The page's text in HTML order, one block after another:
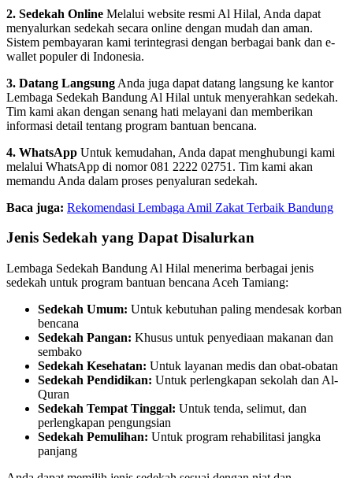
2. Sedekah Online Melalui website resmi Al Hilal, Anda dapat
menyalurkan sedekah secara online dengan mudah dan aman.
Sistem pembayaran kami terintegrasi dengan berbagai bank dan e-
wallet populer di Indonesia.
3. Datang Langsung Anda juga dapat datang langsung ke kantor
Lembaga Sedekah Bandung Al Hilal untuk menyerahkan sedekah.
Tim kami akan dengan senang hati melayani dan memberikan
informasi detail tentang program bantuan bencana.
4. WhatsApp Untuk kemudahan, Anda dapat menghubungi kami
melalui WhatsApp di nomor 081 2222 02751. Tim kami akan
memandu Anda dalam proses penyaluran sedekah.
Baca juga: Rekomendasi Lembaga Amil Zakat Terbaik Bandung
Jenis Sedekah yang Dapat Disalurkan
Lembaga Sedekah Bandung Al Hilal menerima berbagai jenis
sedekah untuk program bantuan bencana Aceh Tamiang:
Sedekah Umum: Untuk kebutuhan paling mendesak korban
bencana
Sedekah Pangan: Khusus untuk penyediaan makanan dan
sembako
Sedekah Kesehatan: Untuk layanan medis dan obat-obatan
Sedekah Pendidikan: Untuk perlengkapan sekolah dan Al-
Quran
Sedekah Tempat Tinggal: Untuk tenda, selimut, dan
perlengkapan pengungsian
Sedekah Pemulihan: Untuk program rehabilitasi jangka
panjang